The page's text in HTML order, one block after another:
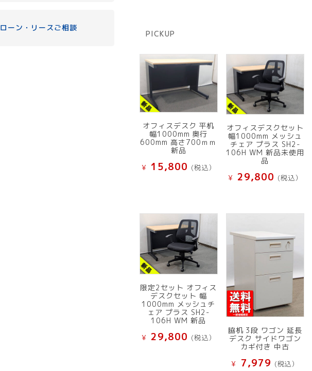
ローン・リースご相談
PICKUP
オフィスデスク 平机
幅1000mm 奥行
600mm 高さ700ｍｍ
新品
¥ 15,800 (税込）
オフィスデスクセット
幅1000mm メッシュ
チェア プラス SH2-
106H WM 新品未使用
品
¥ 29,800 (税込）
限定2セット オフィス
デスクセット 幅
1000mm メッシュチ
ェア プラス SH2-
106H WM 新品
¥ 29,800 (税込）
脇机 3段 ワゴン 延長
デスク サイドワゴン
カギ付き 中古
¥ 7,979 (税込）